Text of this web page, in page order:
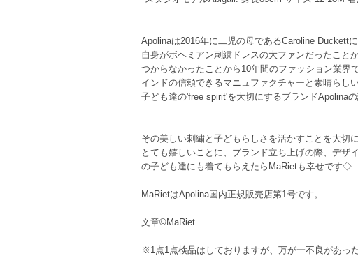
Apolinaは2016年に二児の母であるCaroline Duckett
自身がボヘミアン刺繍ドレスの大ファンだったこと
つからなかったことから10年間のファッション業
インドの信頼できるマニュファクチャーと素晴らし
子ども達の'free spirit'を大切にするブランドApolina
その美しい刺繍と子どもらしさを活かすことを大切
とても嬉しいことに、ブランド立ち上げの際、デ
の子ども達にも着てもらえたらMaRietも幸せです◇
MaRietはApolina国内正規販売店第1号です。
文章©︎MaRiet
※1点1点検品はしておりますが、万が一不良があっ